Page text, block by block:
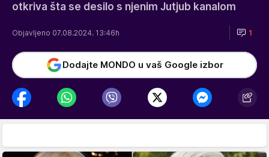
otkriva šta se desilo s njenim Jutjub kanalom
Objavljeno 07.08.2024. 13:46h 1
Dodajte MONDO u vaš Google izbor